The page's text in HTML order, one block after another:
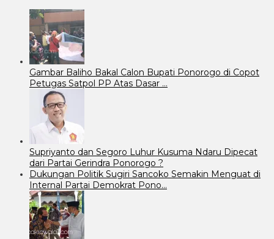
Gambar Baliho Bakal Calon Bupati Ponorogo di Copot
Petugas Satpol PP Atas Dasar …
Supriyanto dan Segoro Luhur Kusuma Ndaru Dipecat
dari Partai Gerindra Ponorogo ?
Dukungan Politik Sugiri Sancoko Semakin Menguat di
Internal Partai Demokrat Pono…